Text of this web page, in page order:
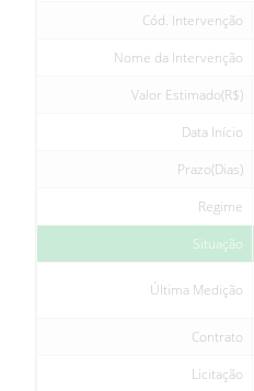
Cód. Intervenção
Nome da Intervenção
Valor Estimado(R$)
Data Início
Prazo(Dias)
Regime
Situação
Última Medição
Contrato
Licitação